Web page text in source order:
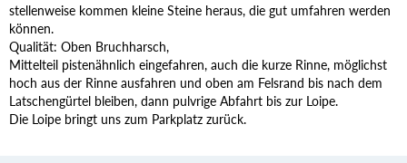
stellenweise kommen kleine Steine heraus, die gut umfahren werden
können.
Qualität: Oben Bruchharsch,
Mittelteil pistenähnlich eingefahren, auch die kurze Rinne, möglichst
hoch aus der Rinne ausfahren und oben am Felsrand bis nach dem
Latschengürtel bleiben, dann pulvrige Abfahrt bis zur Loipe.
Die Loipe bringt uns zum Parkplatz zurück.